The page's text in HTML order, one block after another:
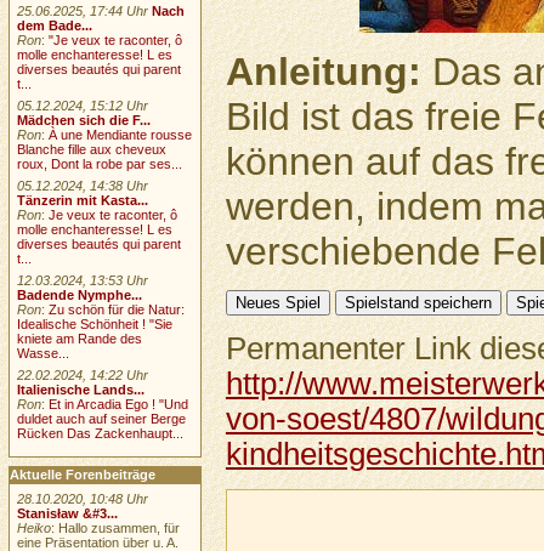
Anleitung:Das
Bild ist das freie
können auf das
werden, indem
verschiebende
Permanenter Link
http://
von-soest/4807/
25.06.2025, 17:44 Uhr Nach
dem Bade...
Ron:"Je veux te raconter, ô
molle enchanteresse! L es
diverses beautés qui parent
t...
05.12.2024, 15:12 Uhr
Mädchen sich die F...
Ron:À une Mendiante rousse
Blanche fille aux cheveux
roux, Dont la robe par ses...
05.12.2024, 14:38 Uhr
Tänzerin mit Kasta...
Ron:Je veux te raconter, ô
molle enchanteresse! L es
diverses beautés qui parent
t...
12.03.2024, 13:53 Uhr
Badende Nymphe...
Ron:Zu schön für die Natur:
Idealische Schönheit ! "Sie
kniete am Rande des
Wasse...
22.02.2024, 14:22 Uhr
Italienische Lands...
Ron:Et in Arcadia Ego ! "Und
duldet auch auf seiner Berge
Rücken Das Zackenhaupt...
Aktuelle Forenbeiträge
28.10.2020, 10:48 Uhr
Stanisław &#3...
Heiko: Hallo zusammen, für
eine Präsentation über u. A.